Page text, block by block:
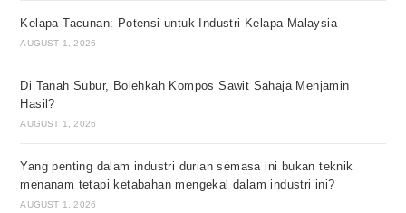
Kelapa Tacunan: Potensi untuk Industri Kelapa Malaysia
AUGUST 1, 2026
Di Tanah Subur, Bolehkah Kompos Sawit Sahaja Menjamin
Hasil?
AUGUST 1, 2026
Yang penting dalam industri durian semasa ini bukan teknik
menanam tetapi ketabahan mengekal dalam industri ini?
AUGUST 1, 2026